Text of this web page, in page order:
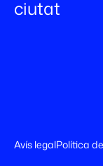
ciutat
Avís legalPolítica